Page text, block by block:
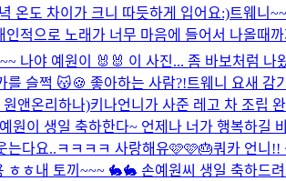
온도 차이가 크니 따듯하게 입어요:)트웨니
적으로 노래가 너무 마음에 들어서 나올때
나야 예원이 🐰🐰 이 사진... 좀 바보처럼 나
를 슬쩍 😽🍪 좋아하는 사람?!트웨니 요새 감
앤온리하나)키나언니가 사준 레고 차 조립
원이 생일 축하한다~ 언제나 너가 행복하길
는다요..ㅋㅋㅋㅋ 사랑해유🩷🩷🎂쿼카 언니!!
ㅎㅎ내 토끼~~~ 🐇🐇 손예원씨 생일 축하드